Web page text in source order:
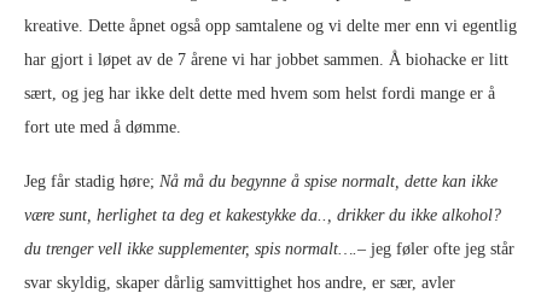
kreative. Dette åpnet også opp samtalene og vi delte mer enn vi egentlig
har gjort i løpet av de 7 årene vi har jobbet sammen. Å biohacke er litt
sært, og jeg har ikke delt dette med hvem som helst fordi mange er å
fort ute med å dømme.
Jeg får stadig høre; Nå må du begynne å spise normalt, dette kan ikke
være sunt, herlighet ta deg et kakestykke da.., drikker du ikke alkohol?
du trenger vell ikke supplementer, spis normalt….– jeg føler ofte jeg står
svar skyldig, skaper dårlig samvittighet hos andre, er sær, avler